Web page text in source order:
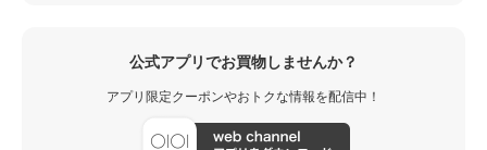
公式アプリでお買物しませんか？
アプリ限定クーポンやおトクな情報を配信中！